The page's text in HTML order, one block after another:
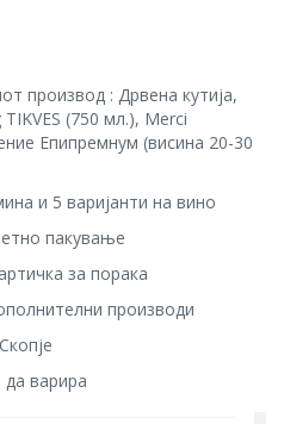
производ : Дрвена кутија,
(750 мл.), Merci
Епипремнум (висина 20-30
и 5 варијанти на вино
пакување
за порака
производи
варира